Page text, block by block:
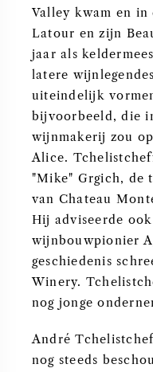
Valley kwam en
Latour en zijn
jaar als
latere
uiteindelijk
bijvoorbeeld, die
wijnmakerij zou
Alice.
"Mike" Grgich, de
van Chateau
Hij adviseerde
wijnbouwpionier
geschiedenis
Winery.
nog jonge
André
nog steeds